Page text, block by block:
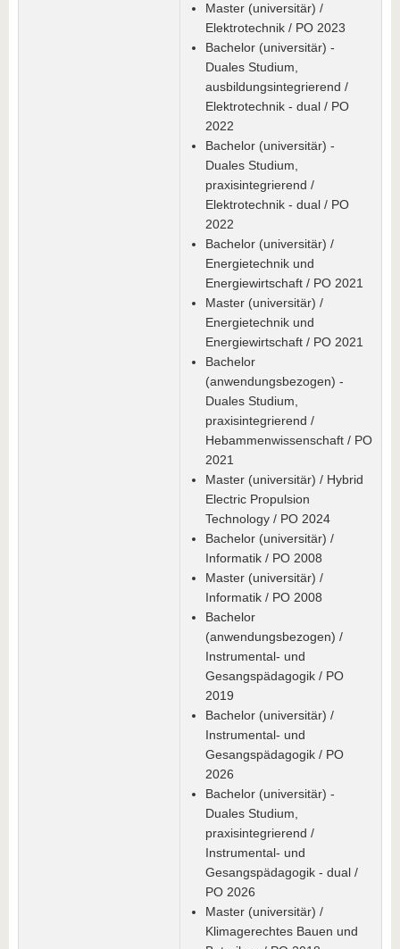
Master (universitär) /
Elektrotechnik / PO 2023
Bachelor (universitär) -
Duales Studium,
ausbildungsintegrierend /
Elektrotechnik - dual / PO
2022
Bachelor (universitär) -
Duales Studium,
praxisintegrierend /
Elektrotechnik - dual / PO
2022
Bachelor (universitär) /
Energietechnik und
Energiewirtschaft / PO 2021
Master (universitär) /
Energietechnik und
Energiewirtschaft / PO 2021
Bachelor
(anwendungsbezogen) -
Duales Studium,
praxisintegrierend /
Hebammenwissenschaft / PO
2021
Master (universitär) / Hybrid
Electric Propulsion
Technology / PO 2024
Bachelor (universitär) /
Informatik / PO 2008
Master (universitär) /
Informatik / PO 2008
Bachelor
(anwendungsbezogen) /
Instrumental- und
Gesangspädagogik / PO
2019
Bachelor (universitär) /
Instrumental- und
Gesangspädagogik / PO
2026
Bachelor (universitär) -
Duales Studium,
praxisintegrierend /
Instrumental- und
Gesangspädagogik - dual /
PO 2026
Master (universitär) /
Klimagerechtes Bauen und